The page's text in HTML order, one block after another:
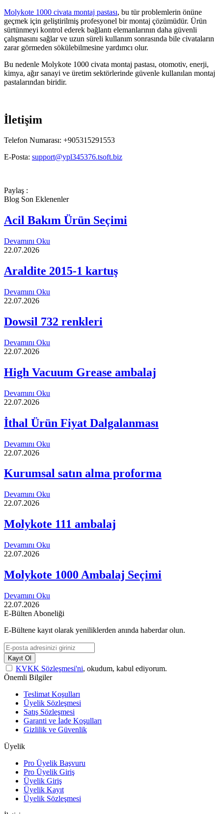
Molykote 1000 civata montaj pastası, bu tür problemlerin önüne
geçmek için geliştirilmiş profesyonel bir montaj çözümüdür. Ürün
sürtünmeyi kontrol ederek bağlantı elemanlarının daha güvenli
çalışmasını sağlar ve uzun süreli kullanım sonrasında bile civataların
zarar görmeden sökülebilmesine yardımcı olur.
Bu nedenle Molykote 1000 civata montaj pastası, otomotiv, enerji,
kimya, ağır sanayi ve üretim sektörlerinde güvenle kullanılan montaj
pastalarından biridir.
İletişim
Telefon Numarası: +905315291553
E-Posta: support@ypl345376.tsoft.biz
Paylaş :
Blog Son Eklenenler
Acil Bakım Ürün Seçimi
Devamını Oku
22.07.2026
Araldite 2015-1 kartuş
Devamını Oku
22.07.2026
Dowsil 732 renkleri
Devamını Oku
22.07.2026
High Vacuum Grease ambalaj
Devamını Oku
22.07.2026
İthal Ürün Fiyat Dalgalanması
Devamını Oku
22.07.2026
Kurumsal satın alma proforma
Devamını Oku
22.07.2026
Molykote 111 ambalaj
Devamını Oku
22.07.2026
Molykote 1000 Ambalaj Seçimi
Devamını Oku
22.07.2026
E-Bülten Aboneliği
E-Bültene kayıt olarak yeniliklerden anında haberdar olun.
Kayıt Ol
KVKK Sözleşmesi'ni, okudum, kabul ediyorum.
Önemli Bilgiler
Teslimat Koşulları
Üyelik Sözleşmesi
Satış Sözleşmesi
Garanti ve İade Koşulları
Gizlilik ve Güvenlik
Üyelik
Pro Üyelik Başvuru
Pro Üyelik Giriş
Üyelik Giriş
Üyelik Kayıt
Üyelik Sözleşmesi